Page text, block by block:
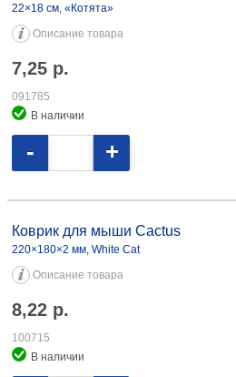
22×18 см, «Котята»
Описание товара
7,25 р.
091785
В наличии
- +
300×250×3 мм, Fish Cat 19,18 108252
Коврик для мыши Cactus
220×180×2 мм, White Cat
Описание товара
8,22 р.
100715
В наличии